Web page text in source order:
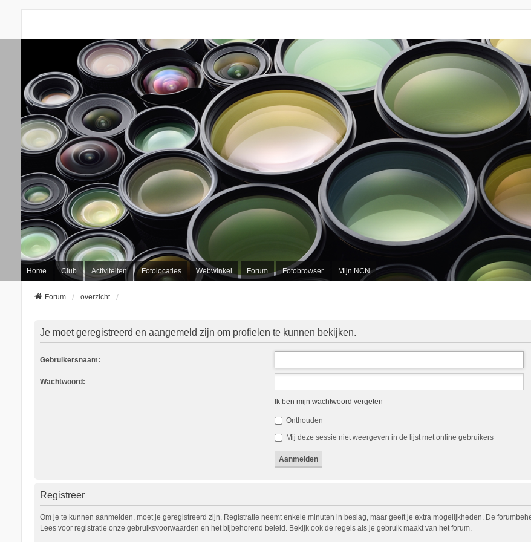
Home Club Activiteiten Fotolocaties Webwinkel Forum Fotobrowser Mijn NCN
Forum overzicht
Je moet geregistreerd en aangemeld zijn om profielen te kunnen bekijken.
Gebruikersnaam:
Wachtwoord:
Ik ben mijn wachtwoord vergeten
Onthouden
Mij deze sessie niet weergeven in de lijst met online gebruikers
Registreer
Om je te kunnen aanmelden, moet je geregistreerd zijn. Registratie neemt enkele minuten in beslag, maar geeft je extra mogelijkheden. De
Lees voor registratie onze gebruiksvoorwaarden en het bijbehorend beleid. Bekijk ook de regels als je gebruik maakt van het forum.